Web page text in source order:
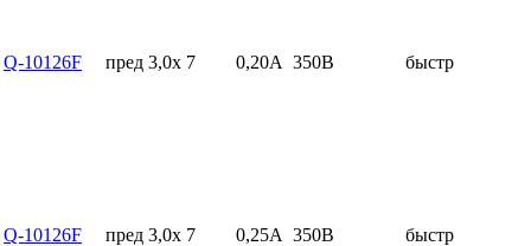
Q-10126F пред 3,0x 7 0,20А 350В быстр
Q-10126F пред 3,0x 7 0,25А 350В быстр